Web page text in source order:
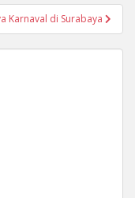
Karnaval di Surabaya